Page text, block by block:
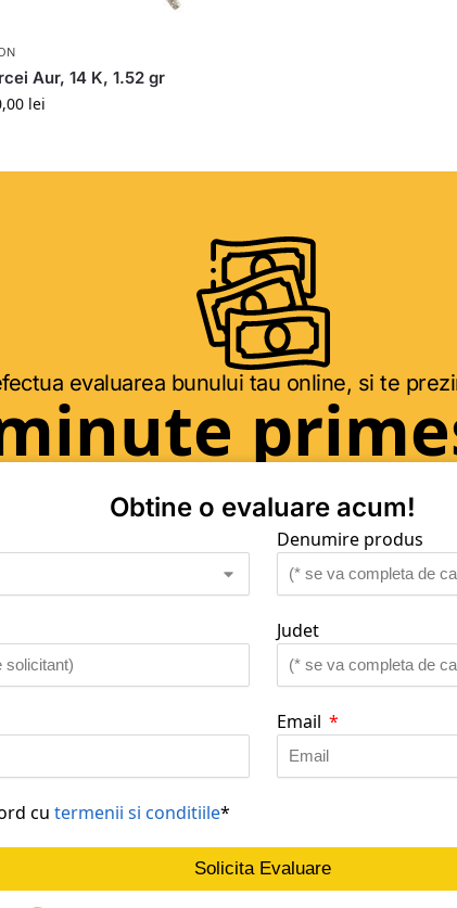
Aur, 14 K, 1.52 gr
lei
evaluarea bunului tau online, si te
Obtine o evaluare acum!
Denumire produs
Judet
Email
cu termenii si conditiile*
Solicita Evaluare